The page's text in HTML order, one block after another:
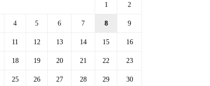
1 2
4 5 6 7 8 9
11 12 13 14 15 16
18 19 20 21 22 23
25 26 27 28 29 30